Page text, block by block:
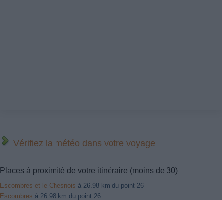
Vérifiez la météo dans votre voyage
Places à proximité de votre itinéraire (moins de 30)
Escombres-et-le-Chesnois à 26.98 km du point 26
Escombres à 26.98 km du point 26